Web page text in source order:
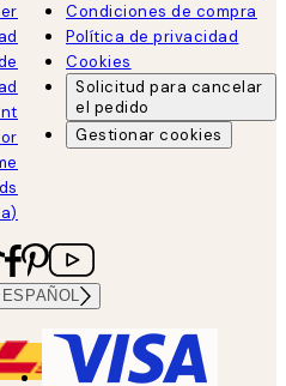
Condiciones de compra
Política de privacidad
Cookies
Solicitud para cancelar
el pedido
Gestionar cookies
ESPAÑOL